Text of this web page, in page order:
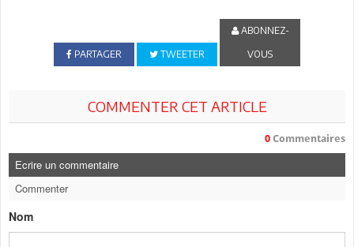
PARTAGER TWEETER
ABONNEZ-
VOUS
COMMENTER CET ARTICLE
0 Commentaires
Ecrire un commentaire
Commenter
Nom